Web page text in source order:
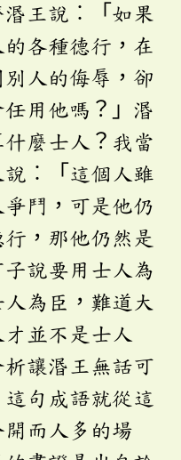
王說︰「如果
各種德行，在
人的侮辱，卻
用他嗎？」湣
麼士人？我當
︰「這個人雖
鬥，可是他仍
，那他仍然是
說要用士人為
為臣，難道大
並不是士人
讓湣王無話可
句成語就從這
而人多的場